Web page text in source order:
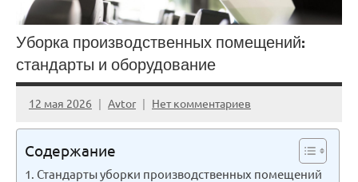
Уборка производственных помещений:
стандарты и оборудование
12 мая 2026 Avtor Нет комментариев
Содержание
Стандарты уборки производственных помещений